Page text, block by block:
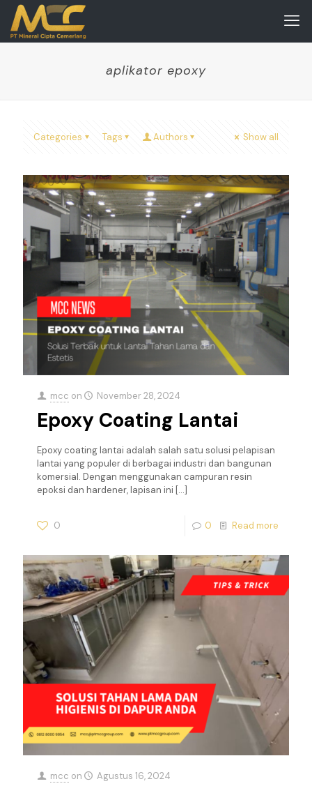
aplikator epoxy
Categories Tags Authors Show all
mcc on November 28, 2024
Epoxy Coating Lantai
Epoxy coating lantai adalah salah satu solusi pelapisan
lantai yang populer di berbagai industri dan bangunan
komersial. Dengan menggunakan campuran resin
epoksi dan hardener, lapisan ini […]
0 0 Read more
mcc on Agustus 16, 2024